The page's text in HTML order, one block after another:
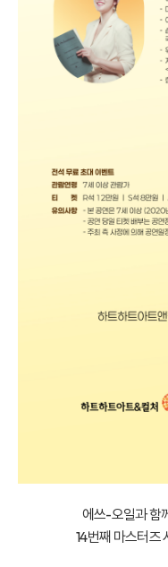
에쓰-오일과 함
14번째 마스터즈